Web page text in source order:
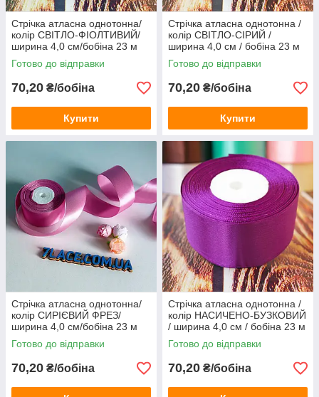
Стрічка атласна однотонна/
колір СВІТЛО-ФІОЛТИВИЙ/
ширина 4,0 см/бобіна 23 м
Готово до відправки
70,20 ₴/бобіна
Купити
Стрічка атласна однотонна /
колір СВІТЛО-СІРИЙ /
ширина 4,0 см / бобіна 23 м
Готово до відправки
70,20 ₴/бобіна
Купити
Стрічка атласна однотонна/
колір СИРІЄВИЙ ФРЕЗ/
ширина 4,0 см/бобіна 23 м
Готово до відправки
70,20 ₴/бобіна
Стрічка атласна однотонна /
колір НАСИЧЕНО-БУЗКОВИЙ
/ ширина 4,0 см / бобіна 23 м
Готово до відправки
70,20 ₴/бобіна